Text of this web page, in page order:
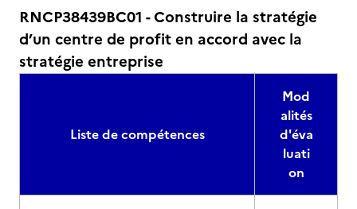
RNCP38439BC01 - Construire la stratégie
d’un centre de profit en accord avec la
stratégie entreprise
Liste de compétences
Mod
alités
d'éva
luati
on